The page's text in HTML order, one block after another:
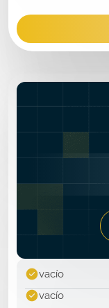
vacío
vacío